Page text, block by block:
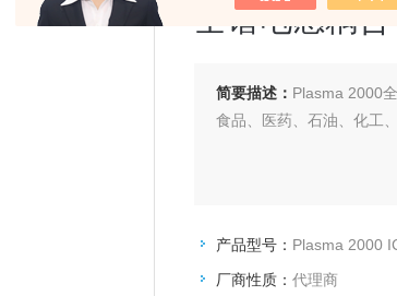
全谱电感耦
简要描述： Plasma 2000
食品、医药、石油、化工
产品型号： Plasma 2000
厂商性质： 代理商